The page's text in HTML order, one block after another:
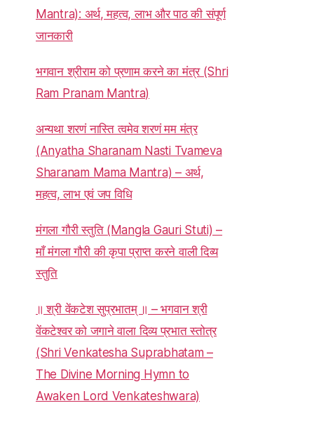
Mantra): अर्थ, महत्व, लाभ और पाठ की संपूर्ण
जानकारी
भगवान श्रीराम को प्रणाम करने का मंत्र (Shri
Ram Pranam Mantra)
अन्यथा शरणं नास्ति त्वमेव शरणं मम मंत्र
(Anyatha Sharanam Nasti Tvameva
Sharanam Mama Mantra) – अर्थ,
महत्व, लाभ एवं जप विधि
मंगला गौरी स्तुति (Mangla Gauri Stuti) –
माँ मंगला गौरी की कृपा प्राप्त करने वाली दिव्य
स्तुति
॥ श्री वेंकटेश सुप्रभातम् ॥ – भगवान श्री
वेंकटेश्वर को जगाने वाला दिव्य प्रभात स्तोत्र
(Shri Venkatesha Suprabhatam –
The Divine Morning Hymn to
Awaken Lord Venkateshwara)